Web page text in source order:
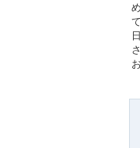
モータースポ
プレミアムス